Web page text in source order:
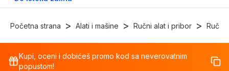
Početna strana > Alati i mašine > Ručni alat i pribor > Ručni
%
Kupi, oceni i dobićeš promo kod sa neverovatnim
popustom!